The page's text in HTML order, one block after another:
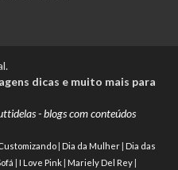
dicas e muito mais para
- blogs com conteúdos
| Dia da Mulher | Dia das
| I Love Pink | Mariely Del Rey |